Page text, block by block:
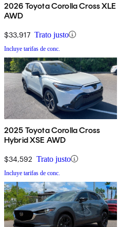
2026 Toyota Corolla Cross XLE
AWD
$33,917 Trato justo
Incluye tarifas de conc.
2025 Toyota Corolla Cross
Hybrid XSE AWD
$34,592 Trato justo
Incluye tarifas de conc.